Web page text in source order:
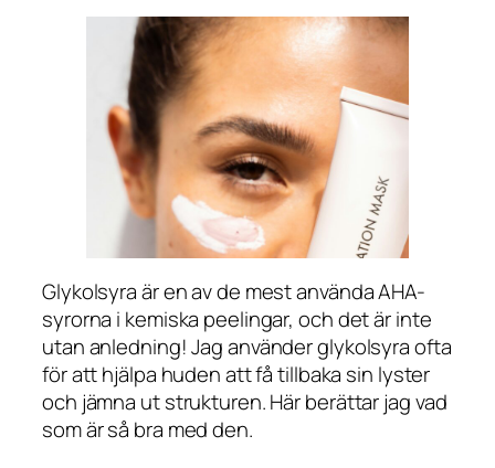
Glykolsyra är en av de mest använda AHA-
syrorna i kemiska peelingar, och det är inte
utan anledning! Jag använder glykolsyra ofta
för att hjälpa huden att få tillbaka sin lyster
och jämna ut strukturen. Här berättar jag vad
som är så bra med den.